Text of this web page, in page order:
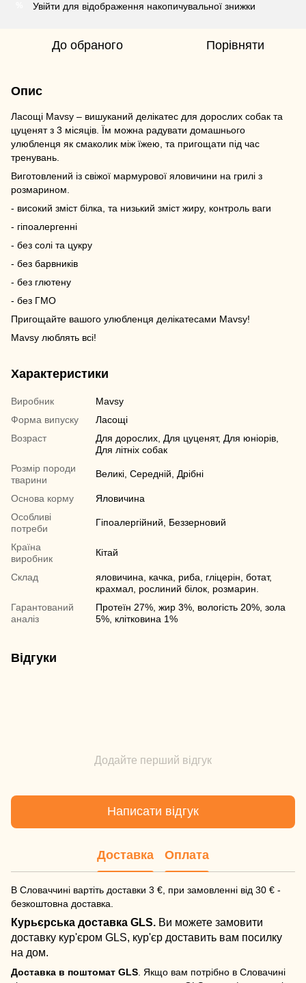
Увійти для відображення накопичувальної знижки
До обраного Порівняти
Опис
Ласощі Mavsy – вишуканий делікатес для дорослих собак та
цуценят з 3 місяців. Їм можна радувати домашнього
улюбленця як смаколик між їжею, та пригощати під час
тренувань.
Виготовлений із свіжої мармурової яловичини на грилі з
розмарином.
- високий зміст білка, та низький зміст жиру, контроль ваги
- гіпоалергенні
- без солі та цукру
- без барвників
- без глютену
- без ГМО
Пригощайте вашого улюбленця делікатесами Mavsy!
Mavsy люблять всі!
Характеристики
Виробник
Mavsy
Форма випуску
Ласощі
Возраст
Для дорослих, Для цуценят, Для юніорів,
Для літніх собак
Розмір породи
тварини
Великі, Середній, Дрібні
Основа корму
Яловичина
Особливі
потреби
Гіпоалергійний, Беззерновий
Країна
виробник
Кітай
Склад
яловичина, качка, риба, гліцерін, ботат,
крахмал, рослиний білок, розмарин.
Гарантований
аналіз
Протеїн 27%, жир 3%, вологість 20%, зола
5%, клітковина 1%
Відгуки
Додайте перший відгук
Написати відгук
Доставка Оплата
В Словаччині вартіть доставки 3 €, при замовленні від 30 € -
безкоштовна доставка.
Курьєрська доставка GLS. Ви можете замовити
доставку кур'єром GLS, кур'єр доставить вам посилку
на дом.
Доставка в поштомат GLS . Якщо вам потрібно в Словачині